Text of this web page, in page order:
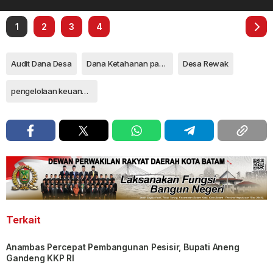
1 2 3 4
Audit Dana Desa Dana Ketahanan pangan Desa Rewak
pengelolaan keuangan desa
Terkait
Anambas Percepat Pembangunan Pesisir, Bupati Aneng
Gandeng KKP RI